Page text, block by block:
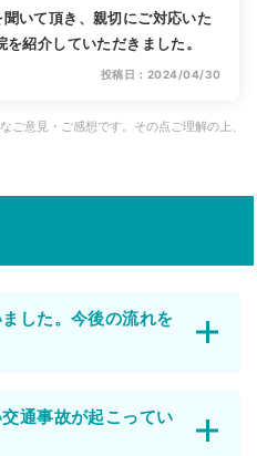
いて頂き、親切にご対応いた
紹介していただきました。
投稿日：2024/04/30
ご意見・ご感想です。その点ご理解の上、
した。今後の流れを
通事故が起こってい